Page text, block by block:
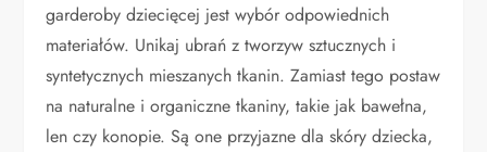
garderoby dziecięcej jest wybór odpowiednich
materiałów. Unikaj ubrań z tworzyw sztucznych i
syntetycznych mieszanych tkanin. Zamiast tego postaw
na naturalne i organiczne tkaniny, takie jak bawełna,
len czy konopie. Są one przyjazne dla skóry dziecka,